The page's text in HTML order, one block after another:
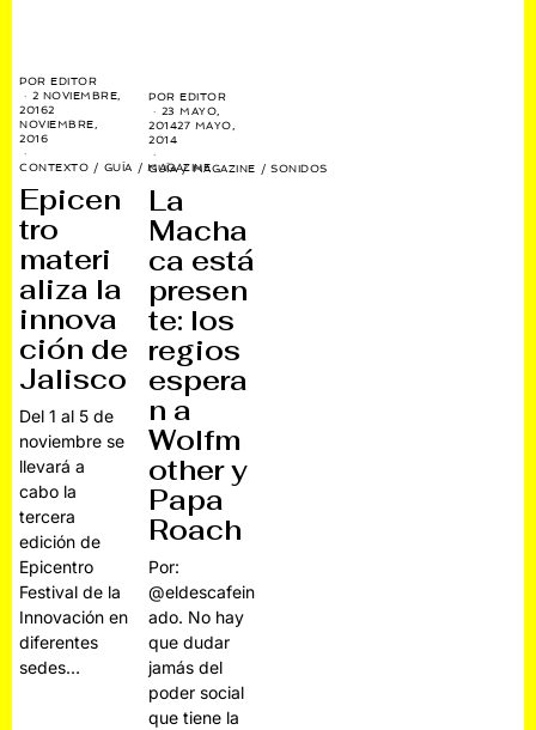
POREDITOR
2 NOVIEMBRE,
20162
NOVIEMBRE,
2016
CONTEXTO / GUÍA / MAGAZINE
Epicen
tro
materi
aliza la
innova
ción de
Jalisco
Del 1 al 5 de
noviembre se
llevará a
cabo la
tercera
edición de
Epicentro
Festival de la
Innovación en
diferentes
sedes…
POREDITOR
23 MAYO,
201427 MAYO,
2014
GUÍA / MAGAZINE / SONIDOS
La
Macha
ca está
presen
te: los
regios
espera
n a
Wolfm
other y
Papa
Roach
Por:
@eldescafein
ado. No hay
que dudar
jamás del
poder social
que tiene la